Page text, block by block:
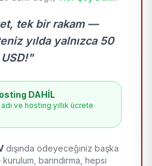
tek bir rakam —
yılda yalnızca 50
USD!"
DAHİL
ve hosting yıllık ücrete
dışında ödeyeceğiniz başka
barındırma, hepsi